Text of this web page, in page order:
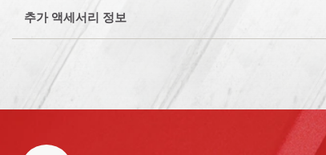
추가 액세서리 정보